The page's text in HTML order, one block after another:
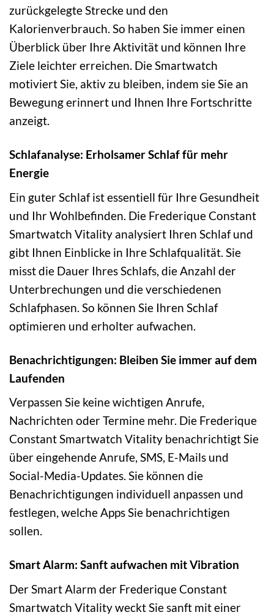
zurückgelegte Strecke und den
Kalorienverbrauch. So haben Sie immer einen
Überblick über Ihre Aktivität und können Ihre
Ziele leichter erreichen. Die Smartwatch
motiviert Sie, aktiv zu bleiben, indem sie Sie an
Bewegung erinnert und Ihnen Ihre Fortschritte
anzeigt.
Schlafanalyse: Erholsamer Schlaf für mehr
Energie
Ein guter Schlaf ist essentiell für Ihre Gesundheit
und Ihr Wohlbefinden. Die Frederique Constant
Smartwatch Vitality analysiert Ihren Schlaf und
gibt Ihnen Einblicke in Ihre Schlafqualität. Sie
misst die Dauer Ihres Schlafs, die Anzahl der
Unterbrechungen und die verschiedenen
Schlafphasen. So können Sie Ihren Schlaf
optimieren und erholter aufwachen.
Benachrichtigungen: Bleiben Sie immer auf dem
Laufenden
Verpassen Sie keine wichtigen Anrufe,
Nachrichten oder Termine mehr. Die Frederique
Constant Smartwatch Vitality benachrichtigt Sie
über eingehende Anrufe, SMS, E-Mails und
Social-Media-Updates. Sie können die
Benachrichtigungen individuell anpassen und
festlegen, welche Apps Sie benachrichtigen
sollen.
Smart Alarm: Sanft aufwachen mit Vibration
Der Smart Alarm der Frederique Constant
Smartwatch Vitality weckt Sie sanft mit einer